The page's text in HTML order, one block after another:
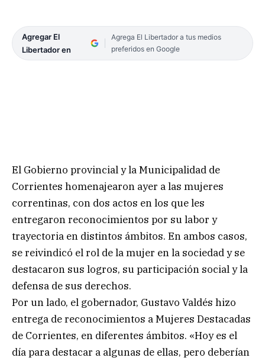
Agregar El
Libertador en
Agrega El Libertador a tus medios
preferidos en Google
El Gobierno provincial y la Municipalidad de
Corrientes homenajearon ayer a las mujeres
correntinas, con dos actos en los que les
entregaron reconocimientos por su labor y
trayectoria en distintos ámbitos. En ambos casos,
se reivindicó el rol de la mujer en la sociedad y se
destacaron sus logros, su participación social y la
defensa de sus derechos.
Por un lado, el gobernador, Gustavo Valdés hizo
entrega de reconocimientos a Mujeres Destacadas
de Corrientes, en diferentes ámbitos. «Hoy es el
día para destacar a algunas de ellas, pero deberían